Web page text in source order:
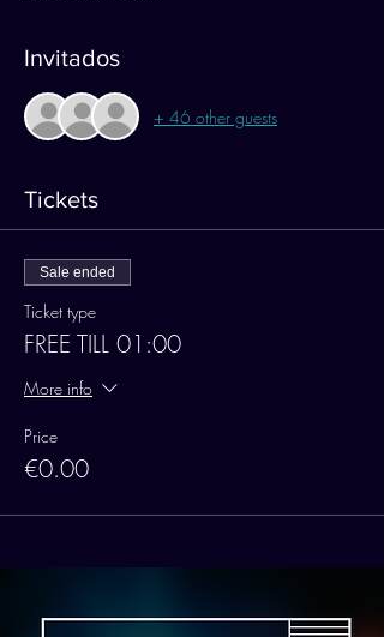
Invitados
+ 46 other guests
Tickets
Sale ended
Ticket type
FREE TILL 01:00
More info
Price
€0.00